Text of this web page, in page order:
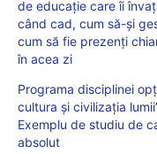
de educație care îi
când cad, cum să-și
cum să fie prezenți
în acea zi
Programa disciplinei
cultura și civilizația
Exemplu de studiu de
absolut